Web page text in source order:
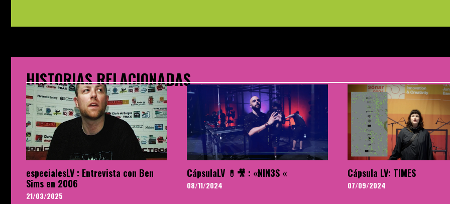
HISTORIAS RELACIONADAS
especialesLV : Entrevista con Ben
Sims en 2006
21/03/2025
CápsulaLV 💊🎥 : «NIN3S «
08/11/2024
Cápsula LV: TIMES
07/09/2024